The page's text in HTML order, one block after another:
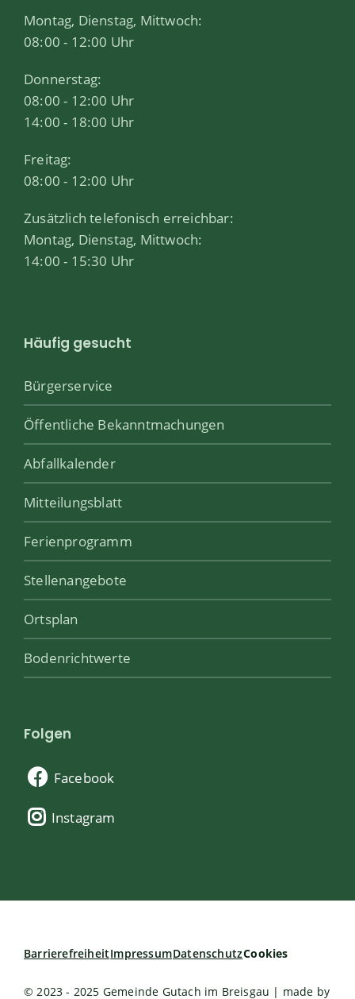
Montag, Dienstag, Mittwoch:
08:00 - 12:00 Uhr
Donnerstag:
08:00 - 12:00 Uhr
14:00 - 18:00 Uhr
Freitag:
08:00 - 12:00 Uhr
Zusätzlich telefonisch erreichbar:
Montag, Dienstag, Mittwoch:
14:00 - 15:30 Uhr
Häufig gesucht
Bürgerservice
Öffentliche Bekanntmachungen
Abfallkalender
Mitteilungsblatt
Ferienprogramm
Stellenangebote
Ortsplan
Bodenrichtwerte
Folgen
Facebook
Instagram
BarrierefreiheitImpressumDatenschutzCookies
© 2023 - 2025 Gemeinde Gutach im Breisgau | made by